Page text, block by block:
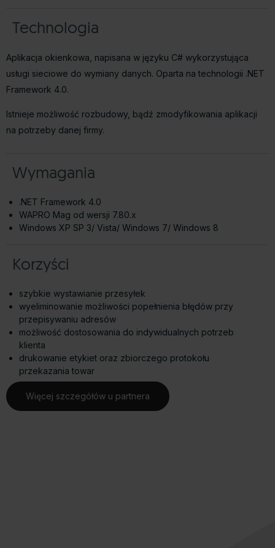
Technologia
Aplikacja okienkowa, napisana w języku C# wykorzystująca
usługi sieciowe do wymiany danych. Oparta na technologii .NET
Framework 4.0.
Istnieje możliwość rozbudowy, bądź zmodyfikowania aplikacji
na potrzeby danej firmy.
Wymagania
.NET Framework 4.0
WAPRO Mag od wersji 7.80.x
Windows XP SP 3/ Vista/ Windows 7/ Windows 8
Korzyści
szybkie wystawianie przesyłek
wyeliminowanie możliwości popełnienia błędów przy
przepisywaniu adresów
możliwość dostosowania do indywidualnych potrzeb
klienta
drukowanie etykiet oraz zbiorczego protokołu
przekazania towar
Więcej szczegółów u partnera